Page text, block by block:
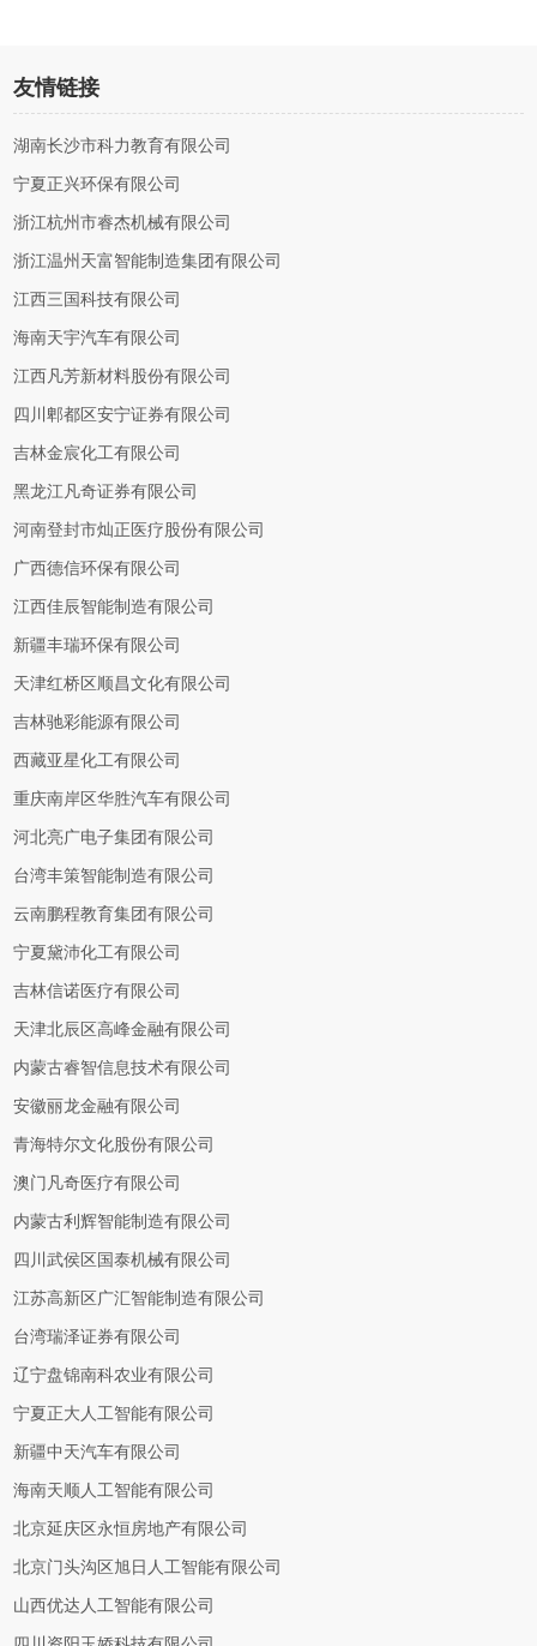
友情链接
湖南长沙市科力教育有限公司
宁夏正兴环保有限公司
浙江杭州市睿杰机械有限公司
浙江温州天富智能制造集团有限公司
江西三国科技有限公司
海南天宇汽车有限公司
江西凡芳新材料股份有限公司
四川郫都区安宁证券有限公司
吉林金宸化工有限公司
黑龙江凡奇证券有限公司
河南登封市灿正医疗股份有限公司
广西德信环保有限公司
江西佳辰智能制造有限公司
新疆丰瑞环保有限公司
天津红桥区顺昌文化有限公司
吉林驰彩能源有限公司
西藏亚星化工有限公司
重庆南岸区华胜汽车有限公司
河北亮广电子集团有限公司
台湾丰策智能制造有限公司
云南鹏程教育集团有限公司
宁夏黛沛化工有限公司
吉林信诺医疗有限公司
天津北辰区高峰金融有限公司
内蒙古睿智信息技术有限公司
安徽丽龙金融有限公司
青海特尔文化股份有限公司
澳门凡奇医疗有限公司
内蒙古利辉智能制造有限公司
四川武侯区国泰机械有限公司
江苏高新区广汇智能制造有限公司
台湾瑞泽证券有限公司
辽宁盘锦南科农业有限公司
宁夏正大人工智能有限公司
新疆中天汽车有限公司
海南天顺人工智能有限公司
北京延庆区永恒房地产有限公司
北京门头沟区旭日人工智能有限公司
山西优达人工智能有限公司